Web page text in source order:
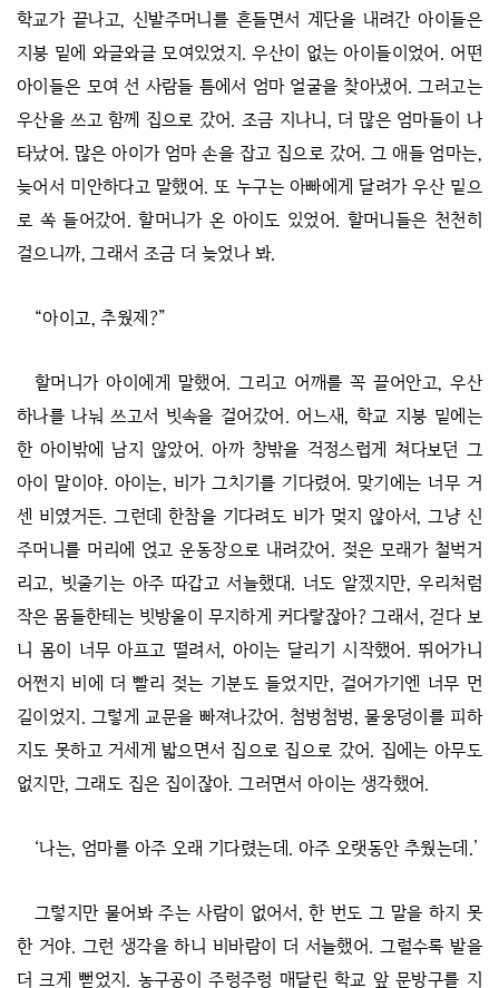
학교가 끝나고, 신발주머니를 흔들면서 계단을 내려간 아이들은
지붕 밑에 와글와글 모여있었지. 우산이 없는 아이들이었어. 어떤
아이들은 모여 선 사람들 틈에서 엄마 얼굴을 찾아냈어. 그러고는
우산을 쓰고 함께 집으로 갔어. 조금 지나니, 더 많은 엄마들이 나
타났어. 많은 아이가 엄마 손을 잡고 집으로 갔어. 그 애들 엄마는,
늦어서 미안하다고 말했어. 또 누구는 아빠에게 달려가 우산 밑으
로 쏙 들어갔어. 할머니가 온 아이도 있었어. 할머니들은 천천히
걸으니까, 그래서 조금 더 늦었나 봐.
“아이고, 추웠제?”
할머니가 아이에게 말했어. 그리고 어깨를 꼭 끌어안고, 우산
하나를 나눠 쓰고서 빗속을 걸어갔어. 어느새, 학교 지붕 밑에는
한 아이밖에 남지 않았어. 아까 창밖을 걱정스럽게 쳐다보던 그
아이 말이야. 아이는, 비가 그치기를 기다렸어. 맞기에는 너무 거
센 비였거든. 그런데 한참을 기다려도 비가 멎지 않아서, 그냥 신
주머니를 머리에 얹고 운동장으로 내려갔어. 젖은 모래가 철벅거
리고, 빗줄기는 아주 따갑고 서늘했대. 너도 알겠지만, 우리처럼
작은 몸들한테는 빗방울이 무지하게 커다랗잖아? 그래서, 걷다 보
니 몸이 너무 아프고 떨려서, 아이는 달리기 시작했어. 뛰어가니
어쩐지 비에 더 빨리 젖는 기분도 들었지만, 걸어가기엔 너무 먼
길이었지. 그렇게 교문을 빠져나갔어. 첨벙첨벙, 물웅덩이를 피하
지도 못하고 거세게 밟으면서 집으로 집으로 갔어. 집에는 아무도
없지만, 그래도 집은 집이잖아. 그러면서 아이는 생각했어.
‘나는, 엄마를 아주 오래 기다렸는데. 아주 오랫동안 추웠는데.’
그렇지만 물어봐 주는 사람이 없어서, 한 번도 그 말을 하지 못
한 거야. 그런 생각을 하니 비바람이 더 서늘했어. 그럴수록 발을
더 크게 뻗었지. 농구공이 주렁주렁 매달린 학교 앞 문방구를 지